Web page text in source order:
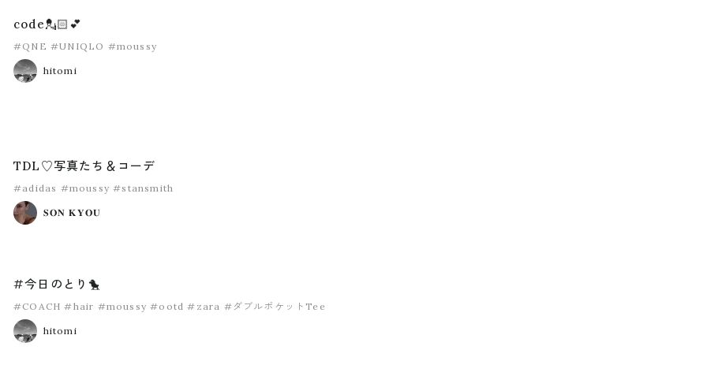
code💂🏻💕
#QNE #UNIQLO #moussy
hitomi
TDL♡写真たち＆コーデ
#adidas #moussy #stansmith
𝐒𝐎𝐍 𝐊𝐘𝐎𝐔
#今日のとり🐤
#COACH #hair #moussy #ootd #zara #ダブルポケットTee
hitomi